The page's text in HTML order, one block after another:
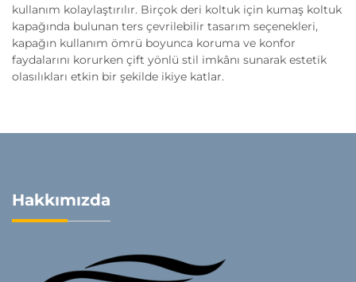
kullanım kolaylaştırılır. Birçok deri koltuk için kumaş koltuk
kapağında bulunan ters çevrilebilir tasarım seçenekleri,
kapağın kullanım ömrü boyunca koruma ve konfor
faydalarını korurken çift yönlü stil imkânı sunarak estetik
olasılıkları etkin bir şekilde ikiye katlar.
Hakkımızda